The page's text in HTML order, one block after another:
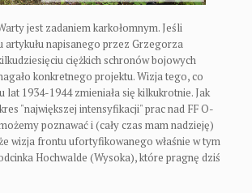
jest zadaniem karkołomnym. Jeśli
artykułu napisanego przez Grzegorza
ciężkich schronów bojowych
konkretnego projektu. Wizja tego, co
1934-1944 zmieniała się kilkukrotnie. Jak
"największej intensyfikacji" prac nad FF O-
poznawać i (cały czas mam nadzieję)
wizja frontu ufortyfikowanego właśnie w tym
Hochwalde (Wysoka), które pragnę dziś